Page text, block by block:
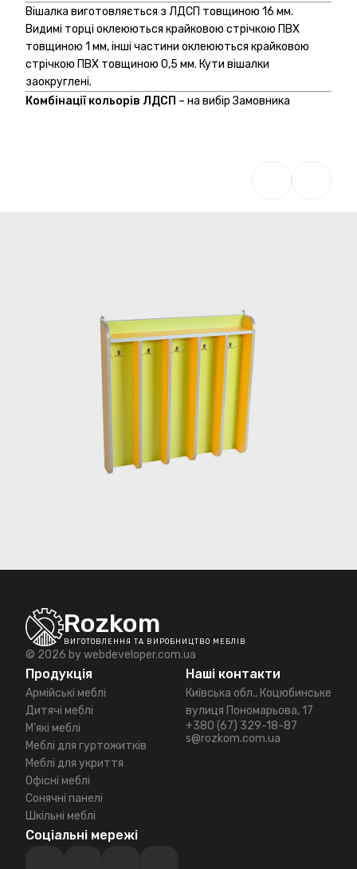
Вішалка виготовляється з ЛДСП товщиною 16 мм.
Видимі торці оклеюються крайковою стрічкою ПВХ
товщиною 1 мм, інші частини оклеюються крайковою
стрічкою ПВХ товщиною 0,5 мм. Кути вішалки
заокруглені.
Комбінації кольорів ЛДСП – на вибір Замовника
Rozkom
ВИГОТОВЛЕННЯ ТА ВИРОБНИЦТВО МЕБЛІВ
© 2026 bywebdeveloper.com.ua
Продукція
Армійські меблі
Дитячі меблі
М'які меблі
Меблі для гуртожитків
Меблі для укриття
Офісні меблі
Сонячні панелі
Шкільні меблі
Наші контакти
Київська обл., Коцюбинське
вулиця Пономарьова, 17
+380 (67) 329-18-87
s@rozkom.com.ua
Соціальні мережі